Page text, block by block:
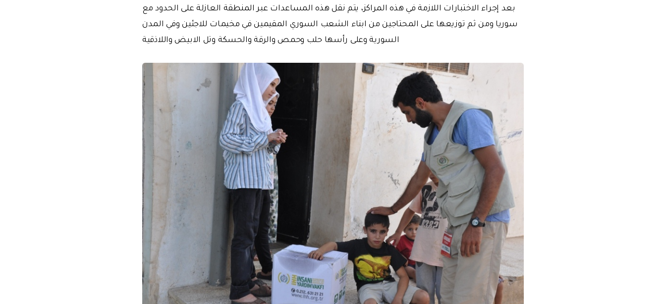
بعد إجراء الاختبارات اللازمة في هذه المراكز، يتم نقل هذه المساعدات عبر المنطقة العازلة على الحدود مع
سوريا ومن ثم توزيعها على المحتاجين من ابناء الشعب السوري المقيمين في مخيمات للاجئين وفي المدن
السورية وعلى رأسها حلب وحمص والرقة والحسكة وتل الابيض واللاذقية